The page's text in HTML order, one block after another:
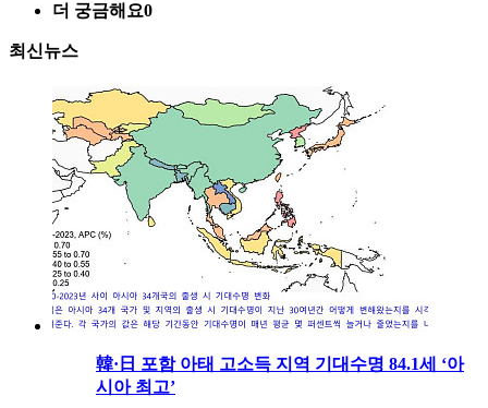
더 궁금해요0
최신뉴스
韓·日 포함 아태 고소득 지역 기대수명 84.1세 ‘아
시아 최고’